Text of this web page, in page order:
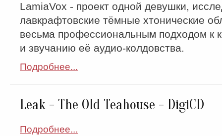
LamiaVox - проект одной девушки,
лавкрафтовские тёмные хтонические
весьма профессиональным подходом к
и звучанию её аудио-колдовства.
Подробнее...
Leak - The Old Teahouse - DigiCD
Подробнее...